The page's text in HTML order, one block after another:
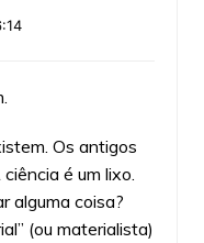
Os antigos
é um lixo.
alguma coisa?
(ou materialista)